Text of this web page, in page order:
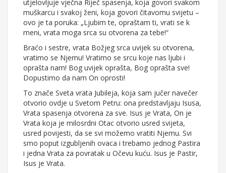
utjelovljuje vječna Riječ spasenja, koja govori svakom
muškarcu i svakoj ženi, koja govori čitavomu svijetu –
ovo je ta poruka: „Ljubim te, opraštam ti, vrati se k
meni, vrata moga srca su otvorena za tebe!“
Braćo i sestre, vrata Božjeg srca uvijek su otvorena,
vratimo se Njemu! Vratimo se srcu koje nas ljubi i
oprašta nam! Bog uvijek oprašta, Bog oprašta sve!
Dopustimo da nam On oprosti!
To znače Sveta vrata Jubileja, koja sam jučer navečer
otvorio ovdje u Svetom Petru: ona predstavljaju Isusa,
Vrata spasenja otvorena za sve. Isus je Vrata, On je
Vrata koja je milosrdni Otac otvorio usred svijeta,
usred povijesti, da se svi možemo vratiti Njemu. Svi
smo poput izgubljenih ovaca i trebamo jednog Pastira
i jedna Vrata za povratak u Očevu kuću. Isus je Pastir,
Isus je Vrata.